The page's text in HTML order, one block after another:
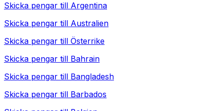
Skicka pengar till Argentina
Skicka pengar till Australien
Skicka pengar till Österrike
Skicka pengar till Bahrain
Skicka pengar till Bangladesh
Skicka pengar till Barbados